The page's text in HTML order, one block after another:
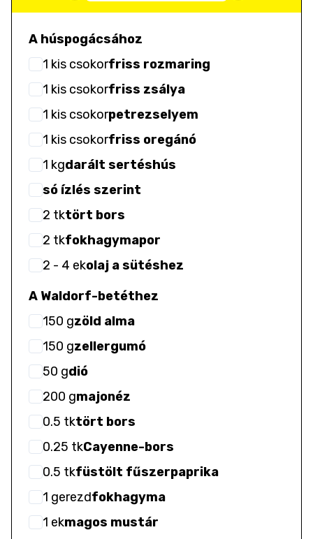
A húspogácsához
1 kis csokorfriss rozmaring
1 kis csokorfriss zsálya
1 kis csokorpetrezselyem
1 kis csokorfriss oregánó
1 kgdarált sertéshús
só ízlés szerint
2 tktört bors
2 tkfokhagymapor
2 - 4 ekolaj a sütéshez
A Waldorf-betéthez
150 gzöld alma
150 gzellergumó
50 gdió
200 gmajonéz
0.5 tktört bors
0.25 tkCayenne-bors
0.5 tkfüstölt fűszerpaprika
1 gerezdfokhagyma
1 ekmagos mustár